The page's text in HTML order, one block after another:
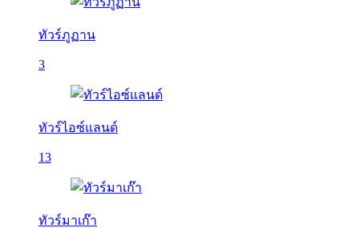
ทัวร์ภูฏาน
3
ทัวร์ไอซ์แลนด์
13
ทัวร์มาเก๊า